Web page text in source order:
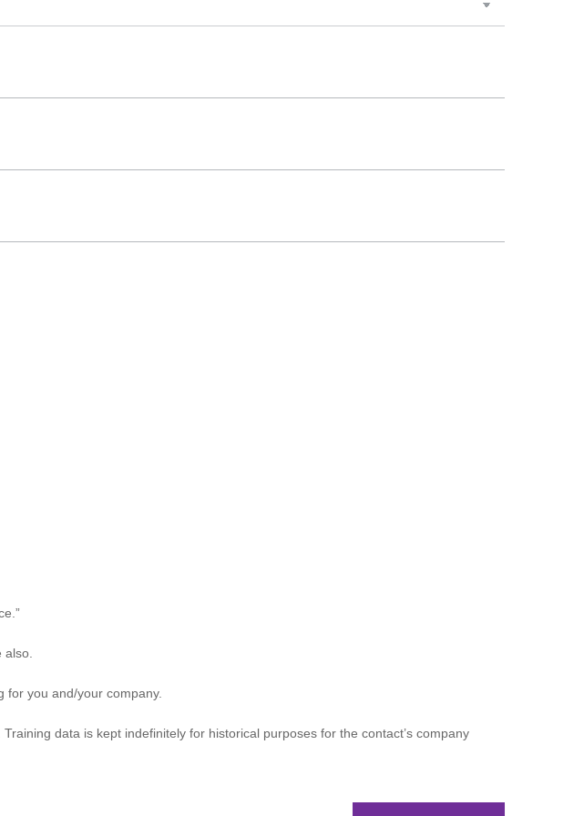
for you and/your company.
data is kept indefinitely for historical purposes for the contact’s company